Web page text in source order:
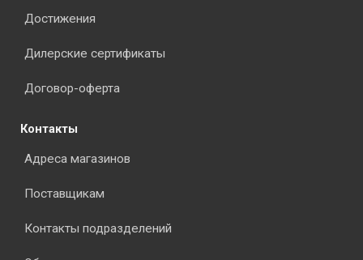
Достижения
Дилерские сертификаты
Договор-оферта
Контакты
Адреса магазинов
Поставщикам
Контакты подразделений